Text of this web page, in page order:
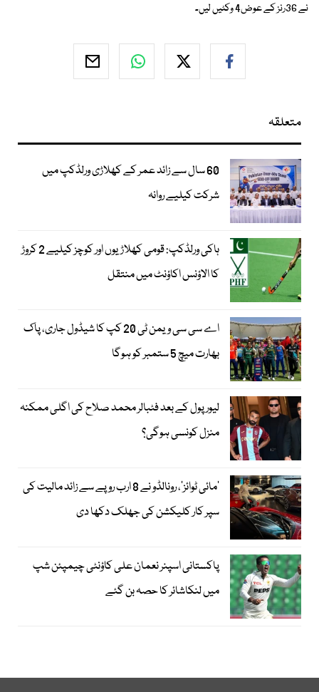
نے 36رنز کے عوض4 وکٹیں لیں۔
متعلقہ
60 سال سے زائد عمر کے کھلاڑی ورلڈکپ میں
شرکت کیلیے روانہ
ہاکی ورلڈکپ: قومی کھلاڑیوں اور کوچز کیلیے 2 کروڑ
کا الاؤنس اکاؤنٹ میں منتقل
اے سی سی ویمن ٹی 20 کپ کا شیڈول جاری، پاک
بھارت میچ 5 ستمبر کو ہوگا
لیور پول کے بعد فٹبالر محمد صلاح کی اگلی ممکنہ
منزل کونسی ہوگی؟
’مائی ٹوائز‘، رونالڈو نے 8 ارب روپے سے زائد مالیت کی
سپر کار کلیکشن کی جھلک دکھا دی
پاکستانی اسپنر نعمان علی کاؤنٹی چیمپئن شپ
میں لنکاشائر کا حصہ بن گئے